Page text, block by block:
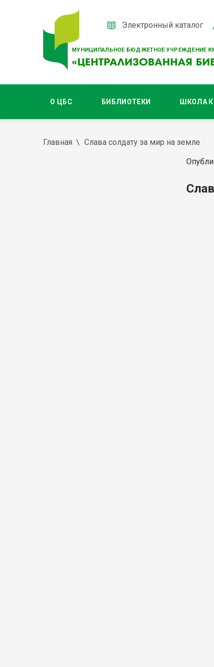
МУНИЦИПАЛЬНОЕ БЮДЖЕТНОЕ УЧРЕЖДЕНИЕ
Электронный каталог
О ЦБС БИБЛИОТЕКИ ШКОЛА
Главная Слава солдату за мир на земле